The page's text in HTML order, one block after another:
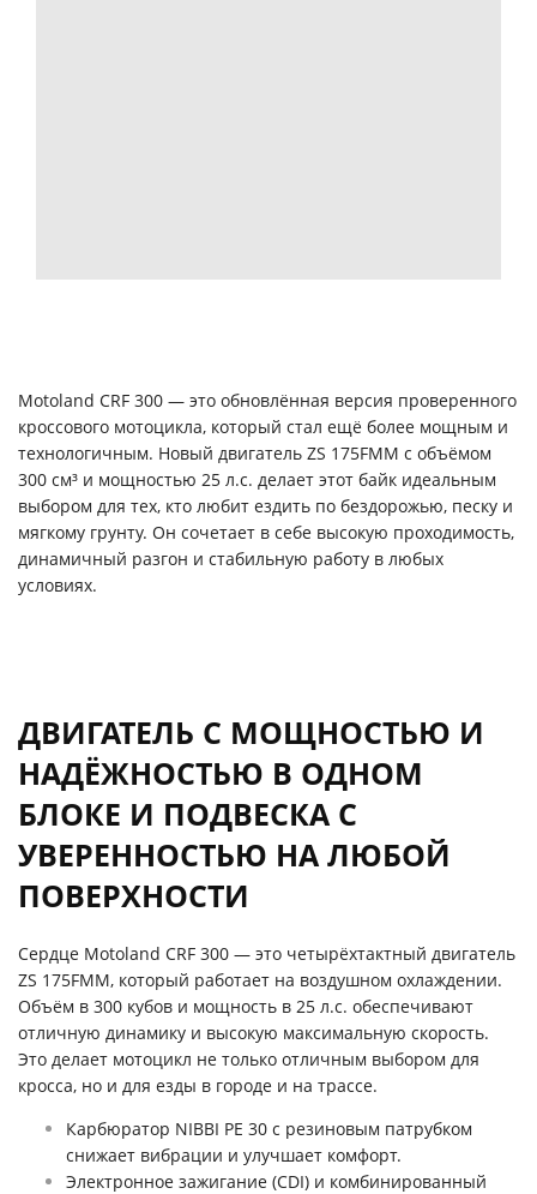
Motoland CRF 300 — это обновлённая версия проверенного
кроссового мотоцикла, который стал ещё более мощным и
технологичным. Новый двигатель ZS 175FMM с объёмом
300 см³ и мощностью 25 л.с. делает этот байк идеальным
выбором для тех, кто любит ездить по бездорожью, песку и
мягкому грунту. Он сочетает в себе высокую проходимость,
динамичный разгон и стабильную работу в любых
условиях.
ДВИГАТЕЛЬ С МОЩНОСТЬЮ И
НАДЁЖНОСТЬЮ В ОДНОМ
БЛОКЕ И ПОДВЕСКА С
УВЕРЕННОСТЬЮ НА ЛЮБОЙ
ПОВЕРХНОСТИ
Сердце Motoland CRF 300 — это четырёхтактный двигатель
ZS 175FMM, который работает на воздушном охлаждении.
Объём в 300 кубов и мощность в 25 л.с. обеспечивают
отличную динамику и высокую максимальную скорость.
Это делает мотоцикл не только отличным выбором для
кросса, но и для езды в городе и на трассе.
Карбюратор NIBBI PE 30 с резиновым патрубком
снижает вибрации и улучшает комфорт.
Электронное зажигание (CDI) и комбинированный